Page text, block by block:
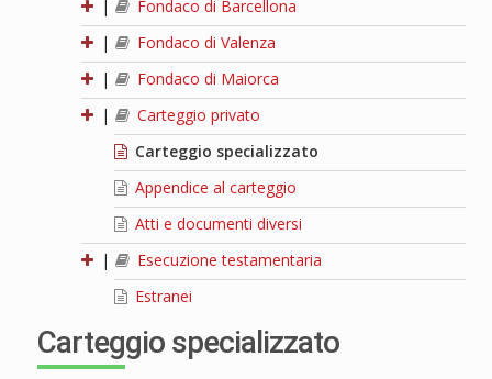
|
Fondaco di Barcellona
|
Fondaco di Valenza
|
Fondaco di Maiorca
|
Carteggio privato
Carteggio specializzato
Appendice al carteggio
Atti e documenti diversi
|
Esecuzione testamentaria
Estranei
Carteggio specializzato